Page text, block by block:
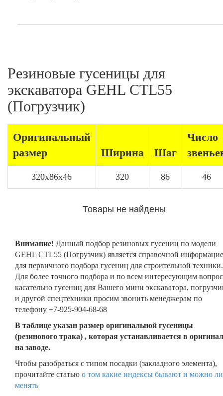
Резиновые гусеницы для
экскаватора GEHL CTL55
(Погрузчик)
Оригинальный
размер
Ширина Шаг
Число
320x86x46 320 86 46
Товары не найдены
Внимание! Данный подбор резиновых гусениц по модели
GEHL CTL55 (Погрузчик) является справочной
для первичного подбора гусениц для строительной техники.
Для более точного подбора и по всем интересующим
касательно гусениц для Вашего мини экскаватора,
и другой спецтехники просим звонить менеджерам по
телефону +7-925-904-68-68
В таблице указан размер оригинальной гусеницы
(резинового трака) , которая устанавливается в
на заводе.
Чтобы разобраться с типом посадки (закладного элемента),
прочитайте статью о том какие индексы бывают и можно
менять